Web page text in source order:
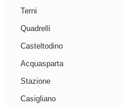
Terni
Quadrelli
Casteltodino
Acquasparta
Stazione
Casigliano